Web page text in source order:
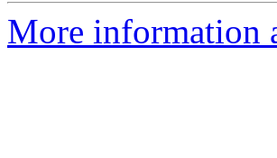
More information